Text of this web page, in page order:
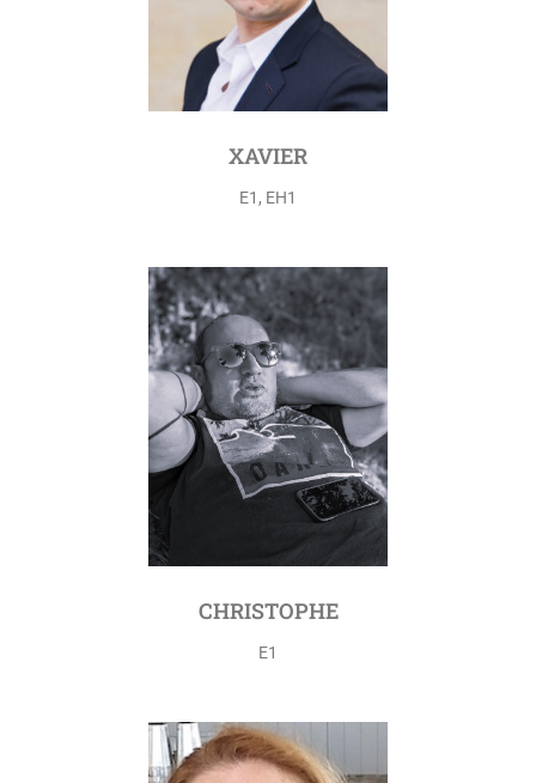
XAVIER
E1, EH1
CHRISTOPHE
E1